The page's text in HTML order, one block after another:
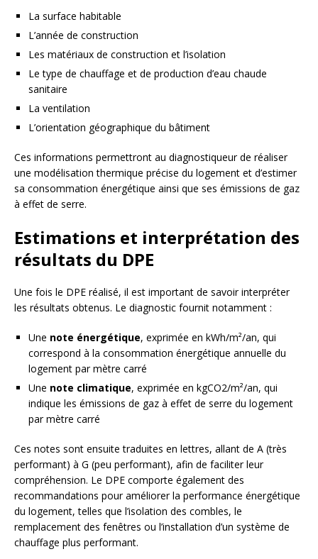
La surface habitable
L’année de construction
Les matériaux de construction et l’isolation
Le type de chauffage et de production d’eau chaude
sanitaire
La ventilation
L’orientation géographique du bâtiment
Ces informations permettront au diagnostiqueur de réaliser
une modélisation thermique précise du logement et d’estimer
sa consommation énergétique ainsi que ses émissions de gaz
à effet de serre.
Estimations et interprétation des
résultats du DPE
Une fois le DPE réalisé, il est important de savoir interpréter
les résultats obtenus. Le diagnostic fournit notamment :
Une note énergétique, exprimée en kWh/m²/an, qui
correspond à la consommation énergétique annuelle du
logement par mètre carré
Une note climatique, exprimée en kgCO2/m²/an, qui
indique les émissions de gaz à effet de serre du logement
par mètre carré
Ces notes sont ensuite traduites en lettres, allant de A (très
performant) à G (peu performant), afin de faciliter leur
compréhension. Le DPE comporte également des
recommandations pour améliorer la performance énergétique
du logement, telles que l’isolation des combles, le
remplacement des fenêtres ou l’installation d’un système de
chauffage plus performant.